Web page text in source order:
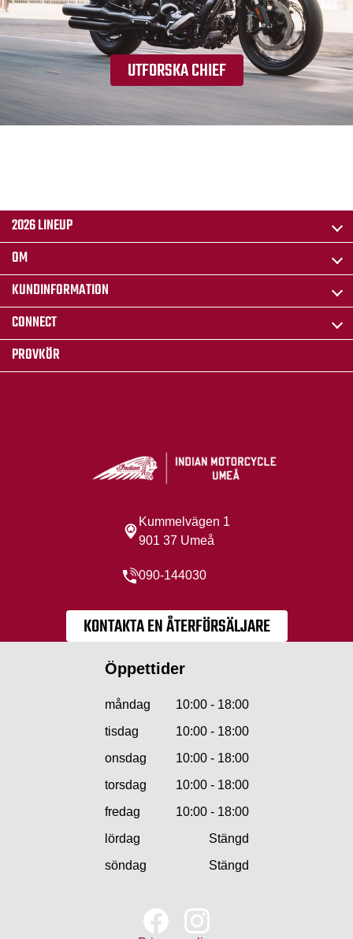
UTFORSKA CHIEF
2026 LINEUP
OM
KUNDINFORMATION
CONNECT
PROVKÖR
Kummelvägen 1
901 37 Umeå
090-144030
KONTAKTA EN ÅTERFÖRSÄLJARE
Öppettider
måndag
10:00 - 18:00
tisdag
10:00 - 18:00
onsdag
10:00 - 18:00
torsdag
10:00 - 18:00
fredag
10:00 - 18:00
lördag
Stängd
söndag
Stängd